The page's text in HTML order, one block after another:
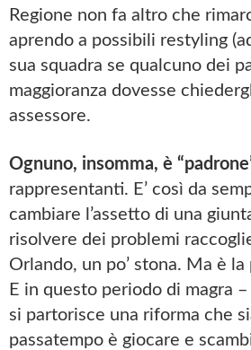
Regione non fa altro che
aprendo a possibili restyling
sua squadra se qualcuno dei
maggioranza dovesse
assessore.
Ognuno, insomma, è
rappresentanti. E’ così da
cambiare l’assetto di una
risolvere dei problemi
Orlando, un po’ stona. Ma è
E in questo periodo di magra
si partorisce una riforma che
passatempo è giocare e